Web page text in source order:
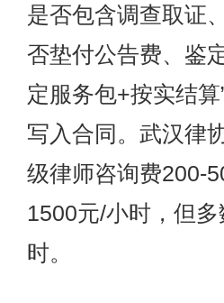
是否包含调查取证
否垫付公告费、鉴
定服务包+按实结
写入合同。武汉律
级律师咨询费200-
1500元/小时，但
时。